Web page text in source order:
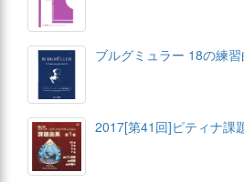
ブルグミュラー 18の練習
2017[第41回]ピティナ課